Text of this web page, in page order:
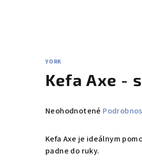
YORK
Kefa Axe -
Priemerné
produktu
0,0
Neohodnotené
Kefa Axe je ideálnym
padne do ruky.